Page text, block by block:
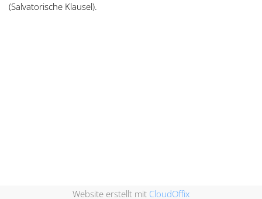
(Salvatorische Klausel).
Website erstellt mit CloudOffix